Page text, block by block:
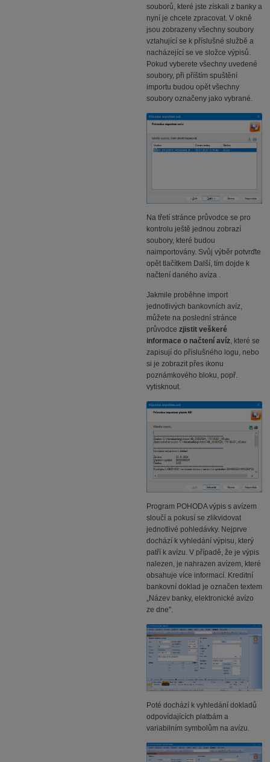
souborů, které jste získali z banky a
nyní je chcete zpracovat. V okně
jsou zobrazeny všechny soubory
vztahující se k příslušné službě a
nacházející se ve složce výpisů.
Pokud vyberete všechny uvedené
soubory, při příštím spuštění
importu budou opět všechny
soubory označeny jako vybrané.
Na třetí stránce průvodce se pro
kontrolu ještě jednou zobrazí
soubory, které budou
naimportovány. Svůj výběr potvrďte
opět tlačítkem Další, tím dojde k
načtení daného avíza .
Jakmile proběhne import
jednotlivých bankovních avíz,
můžete na poslední stránce
průvodce zjistit veškeré
informace o načtení avíz, které se
zapisují do příslušného logu, nebo
si je zobrazit přes ikonu
poznámkového bloku, popř.
vytisknout.
Program POHODA výpis s avízem
sloučí a pokusí se zlikvidovat
jednotlivé pohledávky. Nejprve
dochází k vyhledání výpisu, který
patří k avízu. V případě, že je výpis
nalezen, je nahrazen avízem, které
obsahuje více informací. Kreditní
bankovní doklad je označen textem
„Název banky, elektronické avízo
ze dne".
Poté dochází k vyhledání dokladů
odpovídajících platbám a
variabilním symbolům na avízu.